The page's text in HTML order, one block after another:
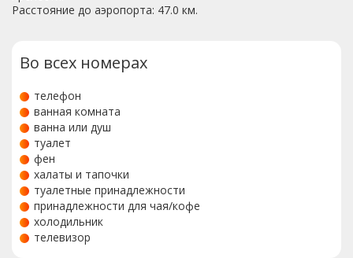
Расстояние до аэропорта: 47.0 км.
Во всех номерах
телефон
ванная комната
ванна или душ
туалет
фен
халаты и тапочки
туалетные принадлежности
принадлежности для чая/кофе
холодильник
телевизор